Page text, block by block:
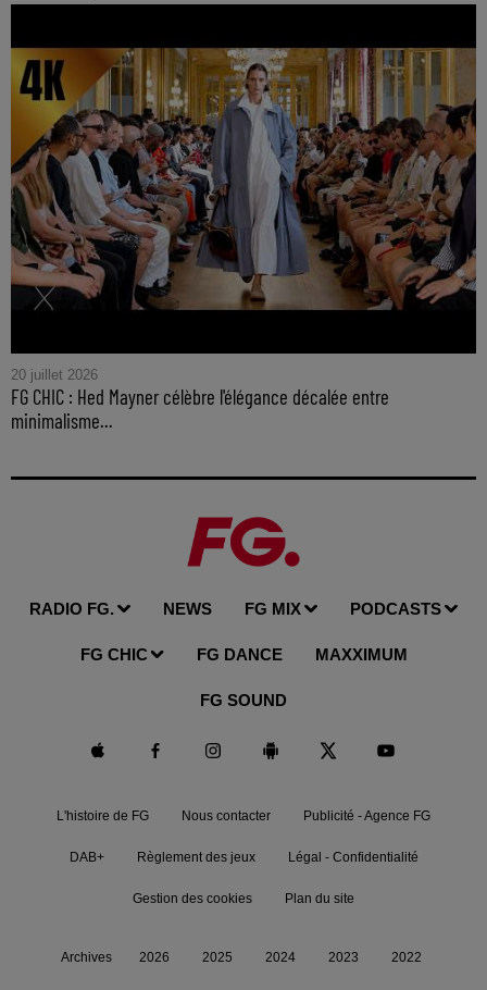
20 juillet 2026
FG CHIC : Hed Mayner célèbre l'élégance décalée entre
minimalisme...
RADIO FG. NEWS FG MIX PODCASTS
FG CHIC FG DANCE MAXXIMUM
FG SOUND
L'histoire de FG Nous contacter Publicité - Agence FG
DAB+ Règlement des jeux Légal - Confidentialité
Gestion des cookies Plan du site
Archives 2026 2025 2024 2023 2022